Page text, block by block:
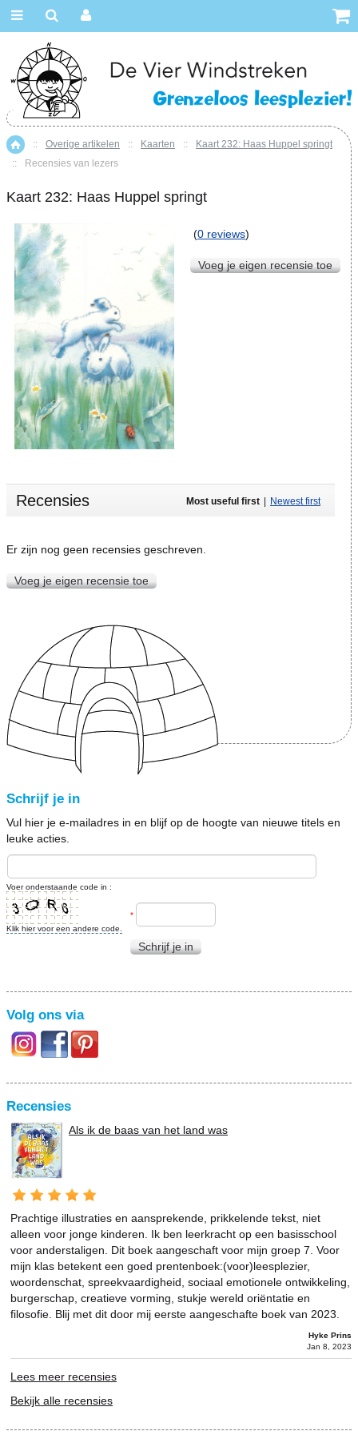
Home
:: Overige artikelen :: Kaarten ::
Kaart 232: Haas Huppel springt
::
Recensies van lezers
Kaart 232: Haas Huppel springt
(0 reviews)
Voeg je eigen recensie toe
Recensies Most useful first Newest first
Er zijn nog geen recensies geschreven.
Voeg je eigen recensie toe
Schrijf je in
Vul hier je e-mailadres in en blijf op de hoogte van nieuwe titels en
leuke acties.
Voer onderstaande code in :
Klik hier voor een andere code.
*
Schrijf je in
Volg ons via
Recensies
Als ik de baas van het land was
Prachtige illustraties en aansprekende, prikkelende tekst, niet
alleen voor jonge kinderen. Ik ben leerkracht op een basisschool
voor anderstaligen. Dit boek aangeschaft voor mijn groep 7. Voor
mijn klas betekent een goed prentenboek:(voor)leesplezier,
woordenschat, spreekvaardigheid, sociaal emotionele ontwikkeling,
burgerschap, creatieve vorming, stukje wereld oriëntatie en
filosofie. Blij met dit door mij eerste aangeschafte boek van 2023.
Hyke Prins
Jan 8, 2023
Lees meer recensies
Bekijk alle recensies